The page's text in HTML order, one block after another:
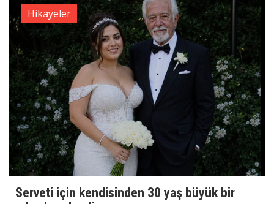
Hikayeler
Serveti için kendisinden 30 yaş büyük bir